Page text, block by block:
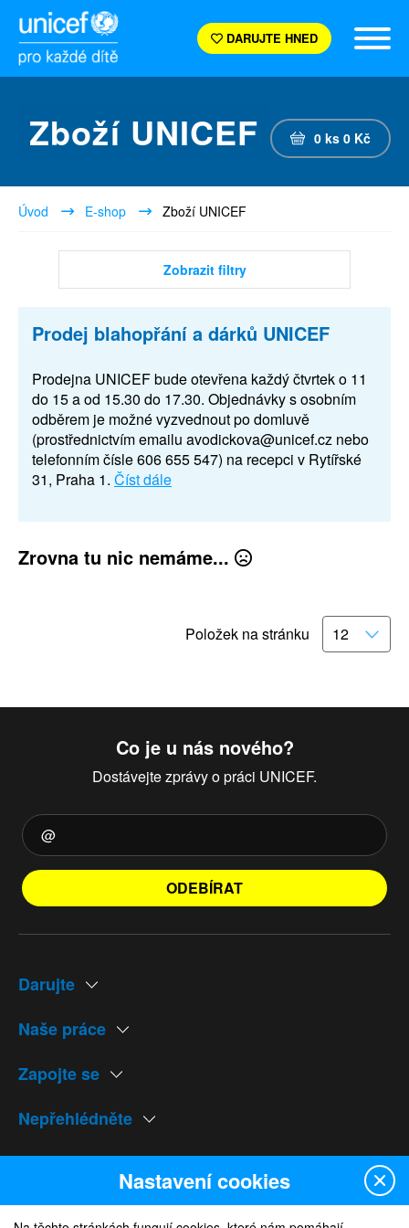
DARUJTE HNED
Zboží UNICEF 0 ks 0 Kč
Úvod E-shop Zboží UNICEF
Zobrazit filtry
Prodej blahopřání a dárků UNICEF
Prodejna UNICEF bude otevřena každý čtvrtek o 11
do 15 a od 15.30 do 17.30. Objednávky s osobním
odběrem je možné vyzvednout po domluvě
(prostřednictvím emailu avodickova@unicef.cz nebo
telefonním čísle 606 655 547) na recepci v Rytířské
31, Praha 1. Číst dále
Zrovna tu nic nemáme...
Položek na stránku
Co je u nás nového?
Dostávejte zprávy o práci UNICEF.
ODEBÍRAT
Darujte
Naše práce
Zapojte se
Nepřehlédněte
Naše weby
Nastavení cookies